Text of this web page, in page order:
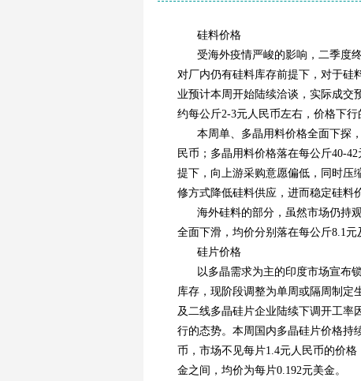
硅料价格
受海外疫情严峻的影响，二季度
对厂内仍有硅料库存前提下，对于硅
业预计本周开始陆续洽谈，实际成交
约每公斤2-3元人民币左右，价格下行
本周单、多晶用料价格全面下探
民币；多晶用料价格落在每公斤40-
提下，向上游采购意愿偏低，同时压
修方式降低硅料供应，进而稳定硅料
海外硅料的部分，虽然市场仍持
全面下滑，均价分别落在每公斤8.1元
硅片价格
以多晶需求为主的印度市场宣布
库存，现阶段调整为单周或隔周制定
及二线多晶硅片企业陆续下调开工率
行的态势。本周国内多晶硅片价格持
币，市场不见每片1.4元人民币的价
金之间，均价为每片0.192元美金。